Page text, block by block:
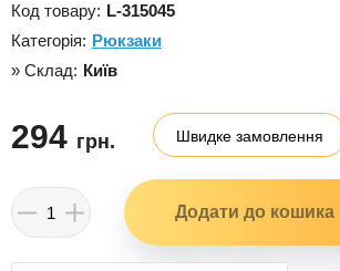
Код товару: L-315045
Категорія: Рюкзаки
» Склад: Київ
294 грн. Швидке замовлення